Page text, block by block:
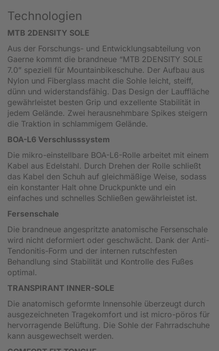
Technologien
MTB 2DENSITY SOLE
Aus der Forschungs- und Entwicklungsabteilung von
Gaerne kommt die brandneue “MTB 2DENSITY SOLE
7.0” speziell für Mountainbikeschuhe. Der Aufbau aus
Nylon und Fiberglass macht die Sohle leicht, steiff,
dünn und widerstandsfähig. Das Design der Lauffläche
gewährleistet besten Grip und exzellente Stabilität in
jedem Gelände. Zwei herausnehmbare Spikes steigern
die Traktion in schlammigem Gelände.
BOA-L6 Verschlusssystem
Die mikro-einstellbare BOA-L6-Rolle arbeitet mit einem
Kabel aus Edelstahl. Durch Drehen der Rolle schließt
das Kabel den Schuh auf gleichmäßige Weise, sodass
ein konstanter Halt ohne Druckpunkte und ein
einfaches und schnelles Schließen gewährleistet ist.
Fersenschale
Die brandneue angespritzte anatomische Fersenschale
wird nicht deformiert oder geschwächt. Dank der Anti-
Tendonitis-Form und der internen rutschfesten
Behandlung sind Stabilität und Kontrolle des Fußes
optimal.
TRANSPIRANT INNER-SOLE
Die anatomisch geformte Innensohle überzeugt durch
ausgezeichneten Tragekomfort und ist micro-pöros für
hervorragende Belüftung. Die Sohle der Fahrradschuhe
kann ausgewechselt werden.